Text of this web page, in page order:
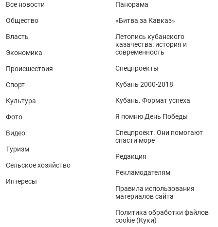
Все новости
Общество
Власть
Экономика
Происшествия
Спорт
Культура
Фото
Видео
Туризм
Сельское хозяйство
Интересы
Панорама
«Битва за Кавказ»
Летопись кубанского
казачества: история и
современность
Спецпроекты
Кубань 2000-2018
Кубань. Формат успеха
Я помню День Победы
Спецпроект. Они помогают
спасти море
Редакция
Рекламодателям
Правила использования
материалов сайта
Политика обработки файлов
cookie (Куки)